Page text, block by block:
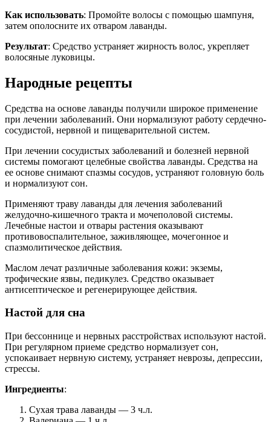
Как использовать: Промойте волосы с помощью шампуня,
затем ополосните их отваром лаванды.
Результат: Средство устраняет жирность волос, укрепляет
волосяные луковицы.
Народные рецепты
Средства на основе лаванды получили широкое применение
при лечении заболеваний. Они нормализуют работу сердечно-
сосудистой, нервной и пищеварительной систем.
При лечении сосудистых заболеваний и болезней нервной
системы помогают целебные свойства лаванды. Средства на
ее основе снимают спазмы сосудов, устраняют головную боль
и нормализуют сон.
Применяют траву лаванды для лечения заболеваний
желудочно-кишечного тракта и мочеполовой системы.
Лечебные настои и отвары растения оказывают
противовоспалительное, заживляющее, мочегонное и
спазмолитическое действия.
Маслом лечат различные заболевания кожи: экземы,
трофические язвы, педикулез. Средство оказывает
антисептическое и регенерирующее действия.
Настой для сна
При бессоннице и нервных расстройствах используют настой.
При регулярном приеме средство нормализует сон,
успокаивает нервную систему, устраняет неврозы, депрессии,
стрессы.
Ингредиенты:
Сухая трава лаванды — 3 ч.л.